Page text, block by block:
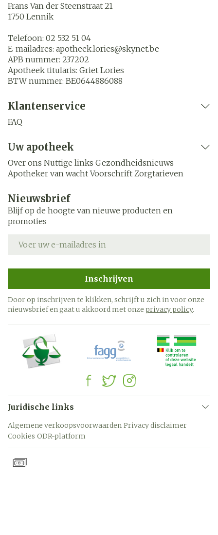
Frans Van der Steenstraat 21
1750 Lennik
Telefoon: 02 532 51 04
E-mailadres: apotheek.lories@skynet.be
APB nummer: 237202
Apotheek titularis: Griet Lories
BTW nummer: BE0644886088
Klantenservice
FAQ
Uw apotheek
Over ons Nuttige links Gezondheidsnieuws
Apotheker van wacht Voorschrift Zorgtarieven
Nieuwsbrief
Blijf op de hoogte van nieuwe producten en
promoties
Inschrijven
Door op inschrijven te klikken, schrijft u zich in voor onze
nieuwsbrief en gaat u akkoord met onze privacy policy.
Juridische links
Algemene verkoopsvoorwaarden Privacy disclaimer
Cookies ODR-platform